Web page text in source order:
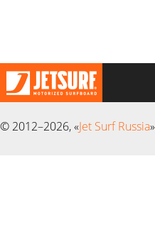
© 2012–2026, «Jet Surf Russia»